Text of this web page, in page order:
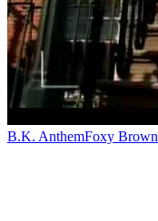
B.K. AnthemFoxy Brown